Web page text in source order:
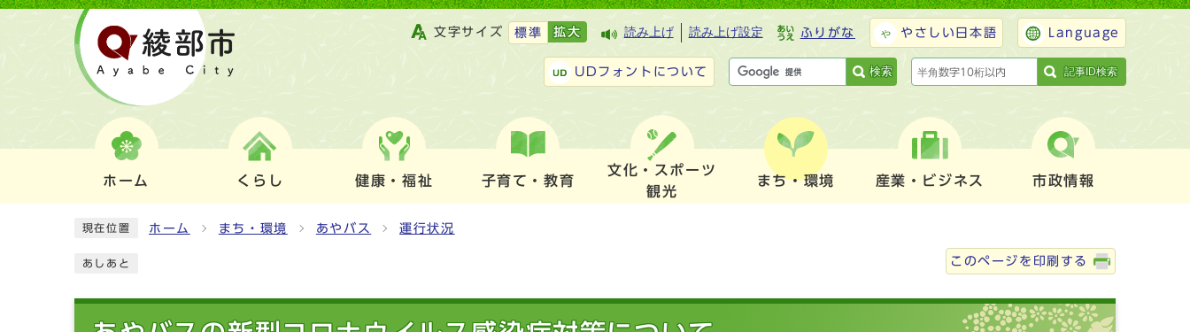
文字サイズ 標準 拡大 読み上げ 読み上げ設定 ふりがな やさしい日本語 Language
UDフォントについて 検索 記事ID検索
ホーム くらし 健康・福祉 子育て・教育
文化・スポーツ
観光
まち・環境 産業・ビジネス 市政情報
現在位置 ホーム まち・環境 あやバス 運行状況
あしあと このページを印刷する